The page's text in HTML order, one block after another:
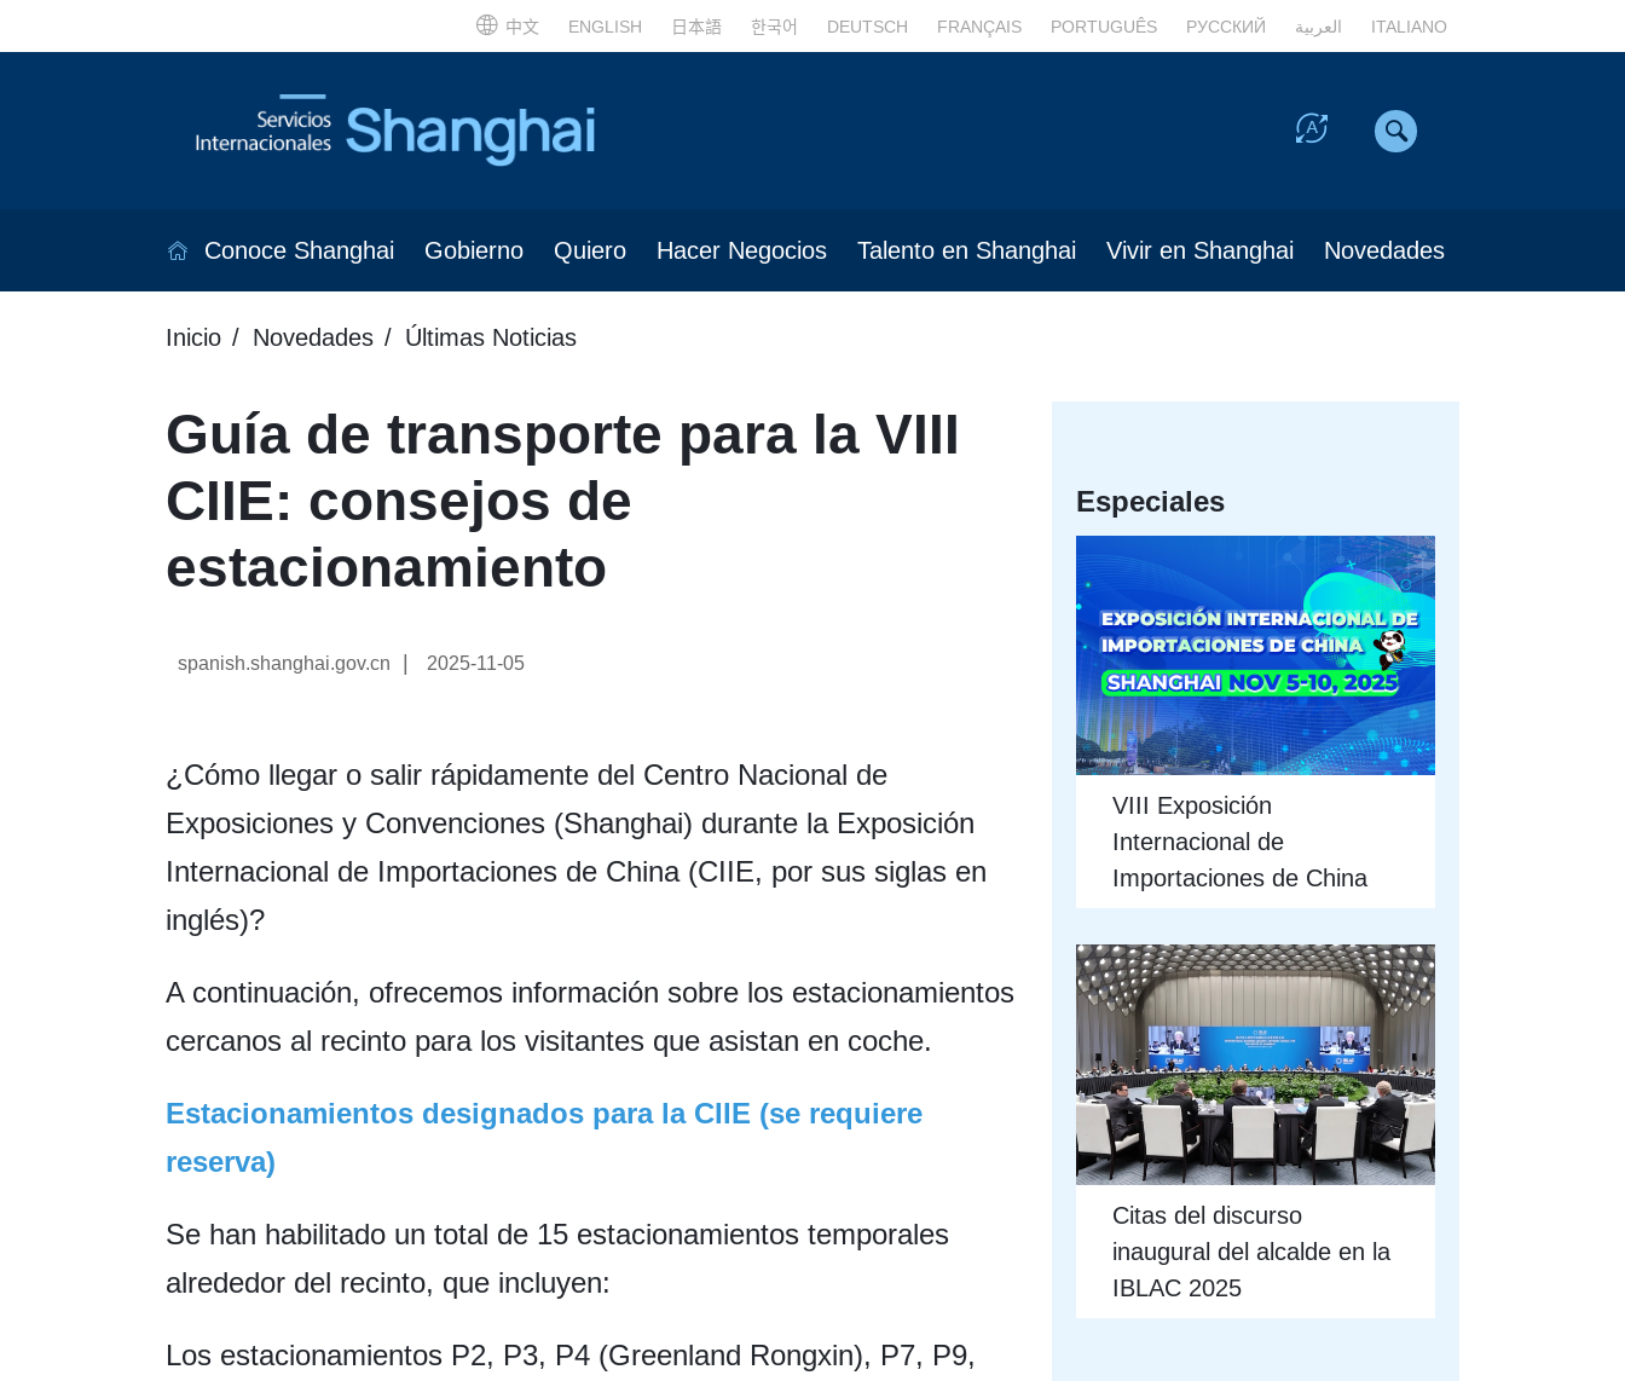
中文 ENGLISH 日本語 한국어 DEUTSCH FRANÇAIS PORTUGUÊS РУССКИЙ العربية ITALIANO
Conoce Shanghai Gobierno Quiero Hacer Negocios Talento en Shanghai Vivir en Shanghai Novedades
Inicio Novedades Últimas Noticias
Guía de transporte para la VIII
CIIE: consejos de
estacionamiento
spanish.shanghai.gov.cn 2025-11-05
¿Cómo llegar o salir rápidamente del Centro Nacional de
Exposiciones y Convenciones (Shanghai) durante la Exposición
Internacional de Importaciones de China (CIIE, por sus siglas en
inglés)?
A continuación, ofrecemos información sobre los estacionamientos
cercanos al recinto para los visitantes que asistan en coche.
Estacionamientos designados para la CIIE (se requiere
reserva)
Se han habilitado un total de 15 estacionamientos temporales
alrededor del recinto, que incluyen:
Los estacionamientos P2, P3, P4 (Greenland Rongxin), P7, P9,
Especiales
VIII Exposición
Internacional de
Importaciones de China
Citas del discurso
inaugural del alcalde en la
IBLAC 2025